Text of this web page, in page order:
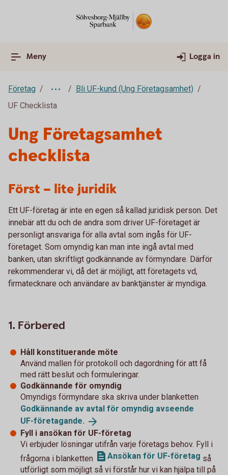
Meny Logga in
Företag
Bli UF-kund (Ung Företagsamhet)
UF Checklista
Ung Företagsamhet
checklista
Först – lite juridik
Ett UF-företag är inte en egen så kallad juridisk person. Det
innebär att du och de andra som driver UF-företaget är
personligt ansvariga för alla avtal som ingås för UF-
företaget. Som omyndig kan man inte ingå avtal med
banken, utan skriftligt godkännande av förmyndare. Därför
rekommenderar vi, då det är möjligt, att företagets vd,
firmatecknare och användare av banktjänster är myndiga.
1. Förbered
Håll konstituerande möte
Använd mallen för protokoll och dagordning för att få
med rätt beslut och formuleringar.
Godkännande för omyndig
Omyndigs förmyndare ska skriva under blanketten
Godkännande av avtal för omyndig avseende
UF-företagande.
Fyll i ansökan för UF-företag
Vi erbjuder lösningar utifrån varje företags behov. Fyll i
frågorna i blanketten
Ansökan för UF-företag så
utförligt som möjligt så vi förstår hur vi kan hjälpa till på